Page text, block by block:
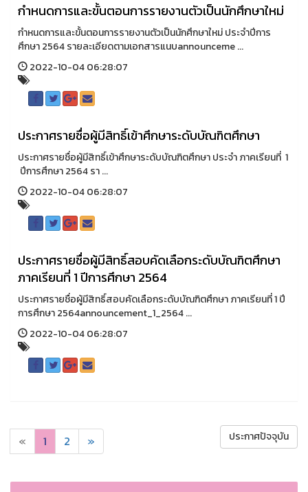
กำหนดการและขั้นตอนการรายงานตัวเป็นนักศึกษาใหม่
กำหนดการและขั้นตอนการรายงานตัวเป็นนักศึกษาใหม่ ประจำปีการ
ศึกษา 2564 รายละเอียดตามเอกสารแนบannounceme ...
2022-10-04 06:28:07
ประกาศรายชื่อผู้มีสิทธิ์เข้าศึกษาระดับบัณฑิตศึกษา
ประกาศรายชื่อผู้มีสิทธิ์เข้าศึกษาระดับบัณฑิตศึกษา ประจำ ภาคเรียนที่ 1
ปีการศึกษา 2564 รา ...
2022-10-04 06:28:07
ประกาศรายชื่อผู้มีสิทธิ์สอบคัดเลือกระดับบัณฑิตศึกษา
ภาคเรียนที่ 1 ปีการศึกษา 2564
ประกาศรายชื่อผู้มีสิทธิ์สอบคัดเลือกระดับบัณฑิตศึกษา ภาคเรียนที่ 1 ปี
การศึกษา 2564announcement_1_2564 ...
2022-10-04 06:28:07
« 1 2 » ประกาศปัจจุบัน